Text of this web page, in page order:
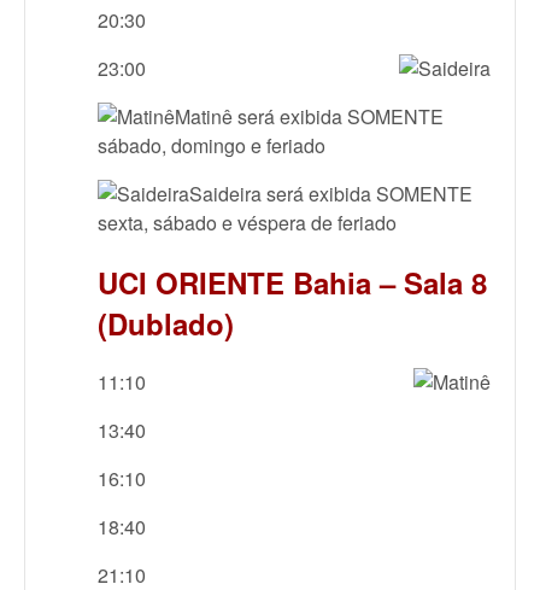
20:30
23:00
Matinê será exibida SOMENTE
sábado, domingo e feriado
Saideira será exibida SOMENTE
sexta, sábado e véspera de feriado
UCI ORIENTE Bahia – Sala 8
(Dublado)
11:10
13:40
16:10
18:40
21:10